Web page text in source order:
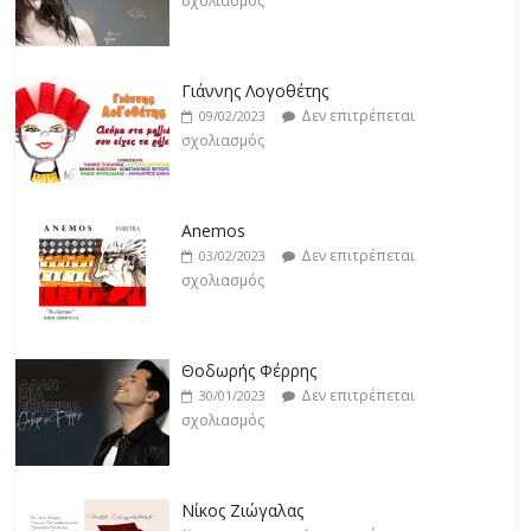
17/02/2023
Δεν επιτρέπεται
σχολιασμός
Γιάννης Λογοθέτης
09/02/2023
Δεν επιτρέπεται
σχολιασμός
Anemos
03/02/2023
Δεν επιτρέπεται
σχολιασμός
Θοδωρής Φέρρης
30/01/2023
Δεν επιτρέπεται
σχολιασμός
Νίκος Ζιώγαλας